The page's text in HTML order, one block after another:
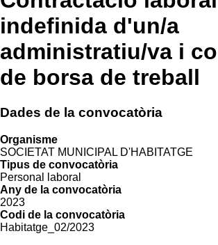
indefinida d'un/a
administratiu/va i
de borsa de treball
Dades de la convocatòria
Organisme
SOCIETAT MUNICIPAL D'HABITATGE
Tipus de convocatòria
Personal laboral
Any de la convocatòria
2023
Codi de la convocatòria
Habitatge_02/2023